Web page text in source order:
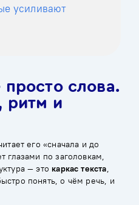
усиливают
слова.
ритм и
его «сначала и до
глазами по заголовкам,
— этокаркас текста,
понять, о чём речь, и